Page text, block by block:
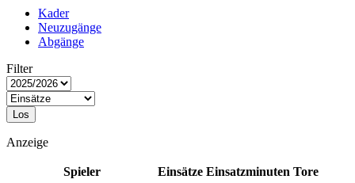
Kader
Neuzugänge
Abgänge
Filter
Los
Anzeige
Spieler Einsätze Einsatzminuten Tore